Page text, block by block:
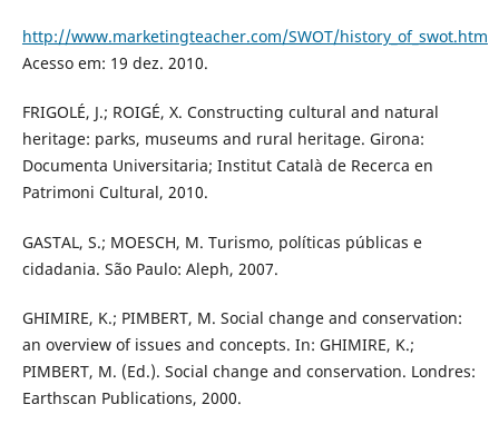
http://www.marketingteacher.com/SWOT/history_of_swot.htm
Acesso em: 19 dez. 2010.
FRIGOLÉ, J.; ROIGÉ, X. Constructing cultural and natural
heritage: parks, museums and rural heritage. Girona:
Documenta Universitaria; Institut Català de Recerca en
Patrimoni Cultural, 2010.
GASTAL, S.; MOESCH, M. Turismo, políticas públicas e
cidadania. São Paulo: Aleph, 2007.
GHIMIRE, K.; PIMBERT, M. Social change and conservation:
an overview of issues and concepts. In: GHIMIRE, K.;
PIMBERT, M. (Ed.). Social change and conservation. Londres:
Earthscan Publications, 2000.